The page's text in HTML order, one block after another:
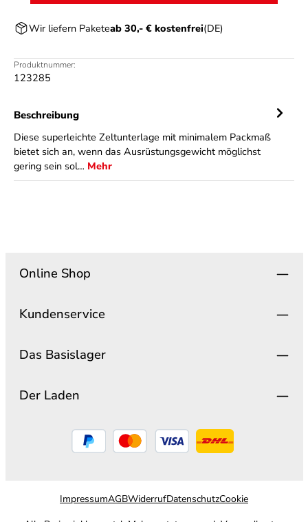
Wir liefern Paketeab 30,- € kostenfrei(DE)
Produktnummer:
123285
Beschreibung
Diese superleichte Zeltunterlage mit minimalem Packmaß
bietet sich an, wenn das Ausrüstungsgewicht möglichst
gering sein sol… Mehr
Online Shop
Kundenservice
Das Basislager
Der Laden
ImpressumAGBWiderrufDatenschutzCookie